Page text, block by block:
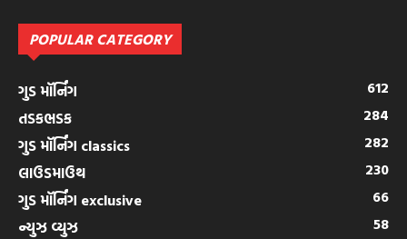
POPULAR CATEGORY
ગુડ મૉર્નિંગ
612
તડકભડક
284
ગુડ મૉર્નિંગ classics
282
લાઉડમાઉથ
230
ગુડ મૉર્નિંગ exclusive
66
ન્યુઝ વ્યુઝ
58